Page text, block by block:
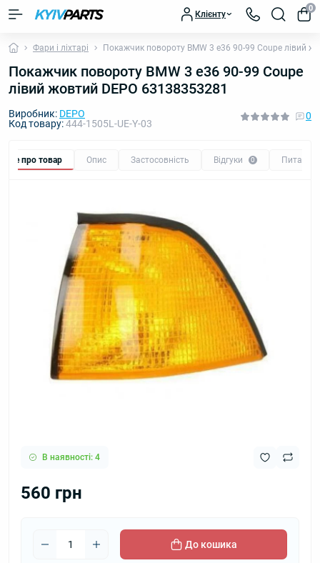
Клієнту
0
Фари і ліхтарі Покажчик повороту BMW 3 e36 90-99 Coupe лівий
Покажчик повороту BMW 3 e36 90-99 Coupe
лівий жовтий DEPO 63138353281
Виробник: DEPO
Код товару:444-1505L-UE-Y-03
0
Все про товар Опис Застосовність Відгуки 0 Питання
В наявності: 4
560 грн
До кошика